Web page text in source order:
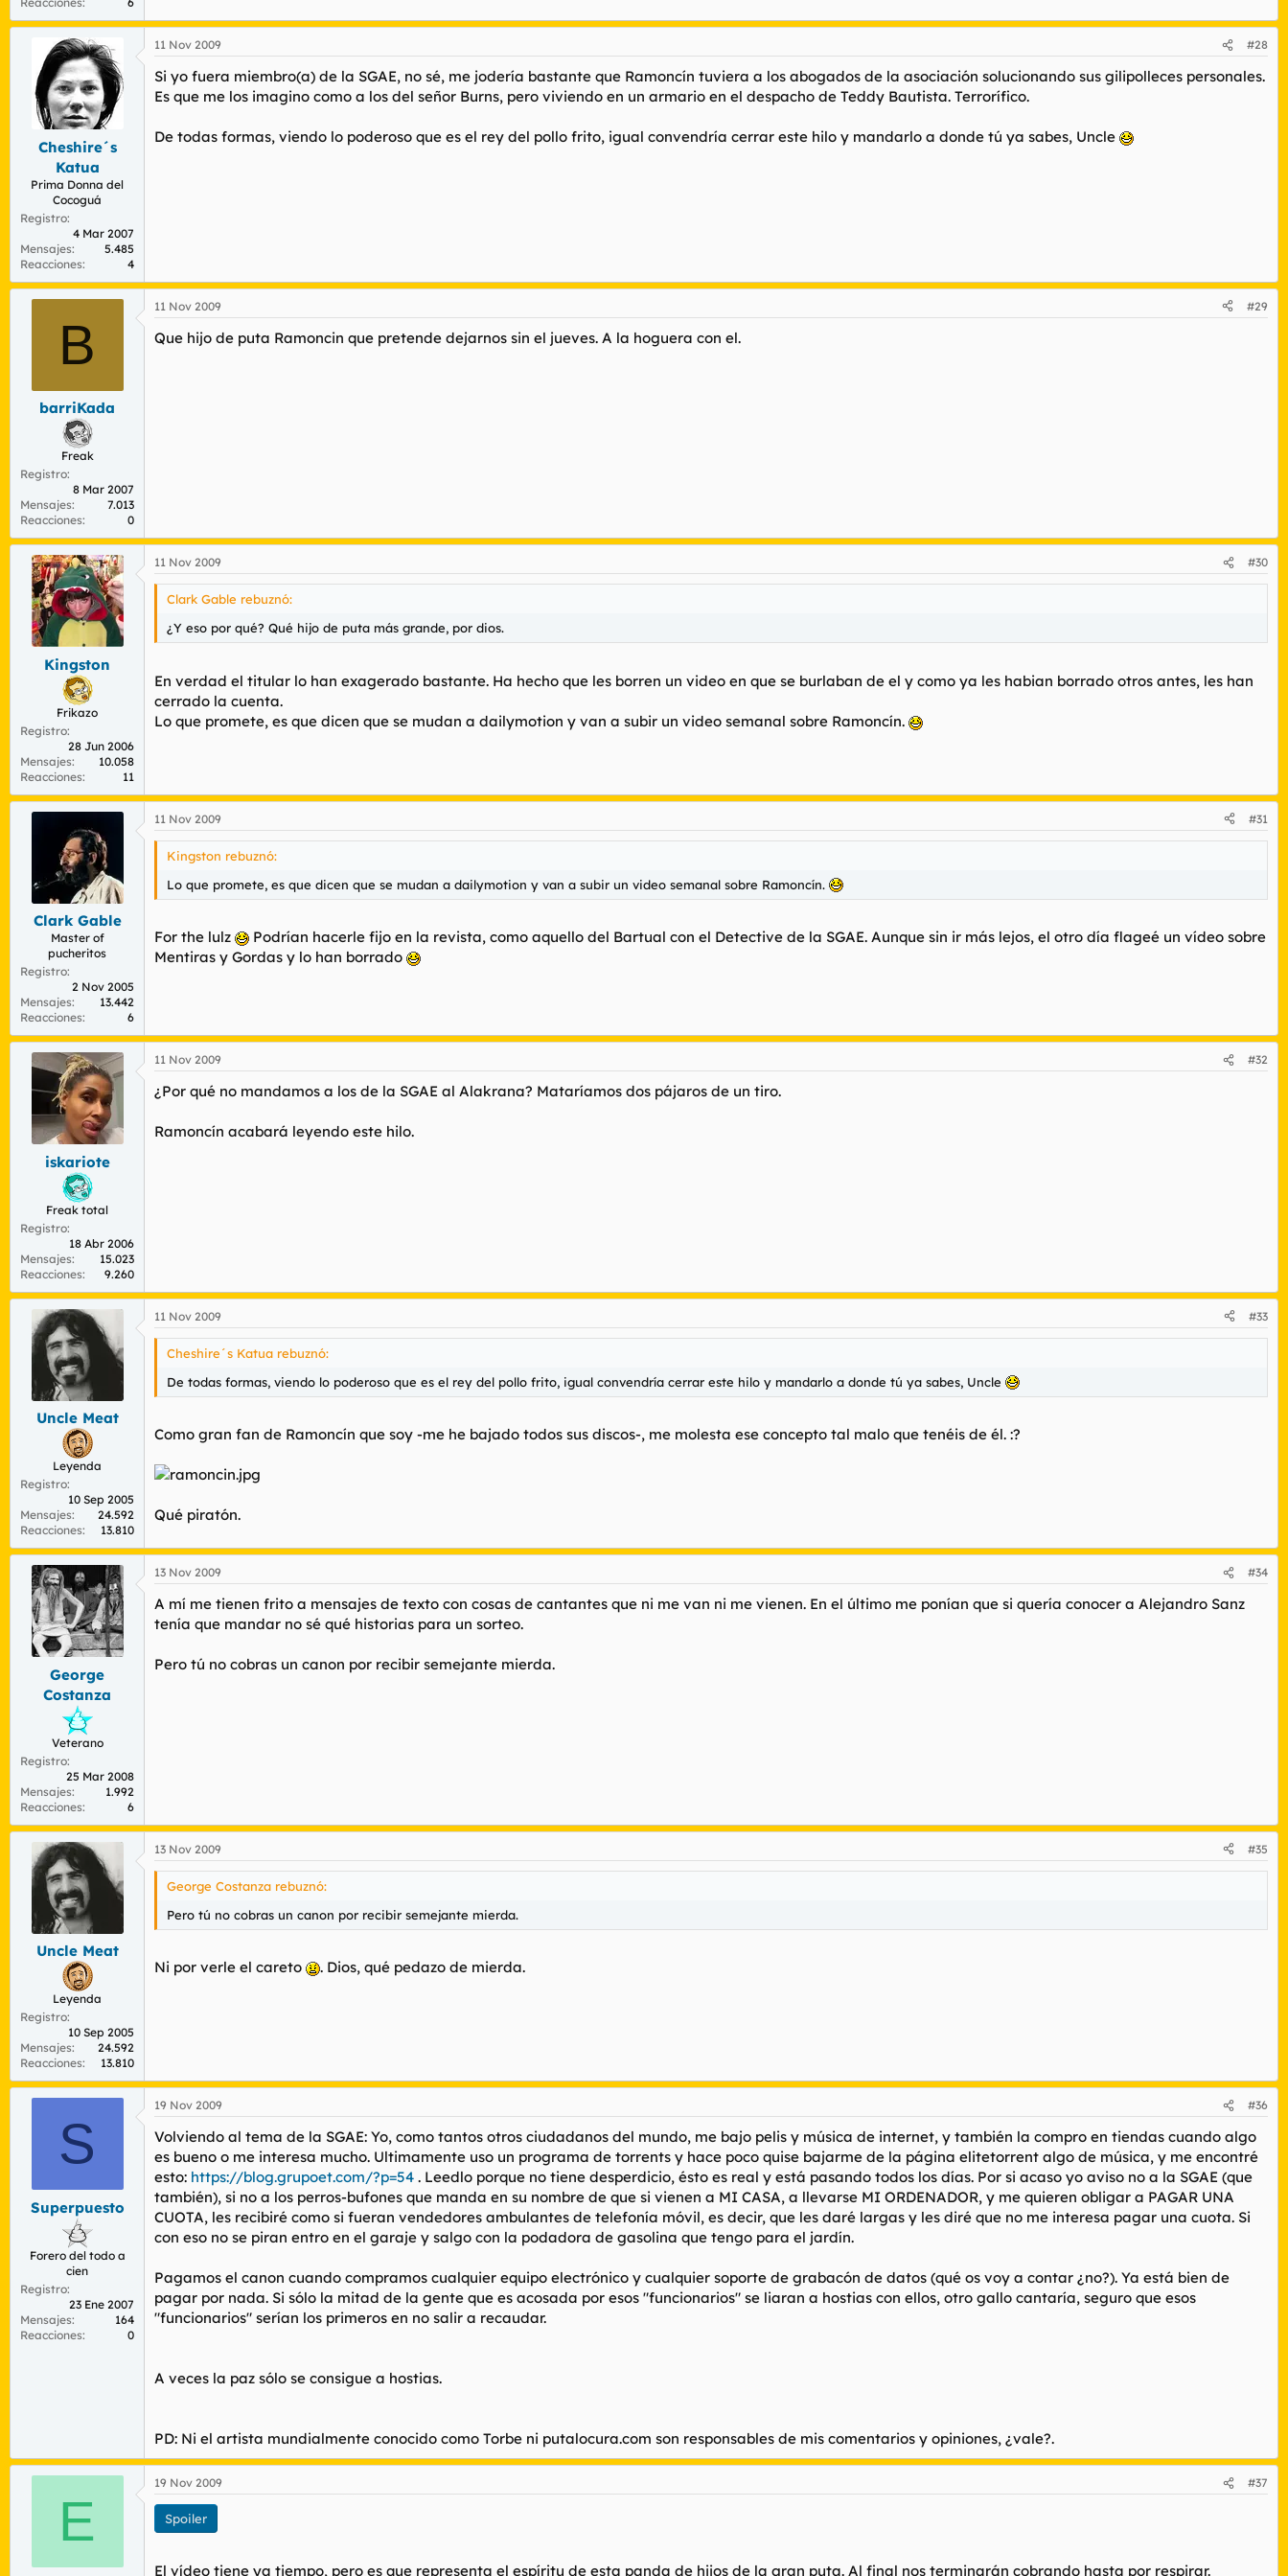
Cheshire´s
Katua
Prima Donna del
Cocoguá
Registro
4 Mar 2007
Mensajes
5.485
Reacciones
4
11 Nov 2009 #28
Si yo fuera miembro(a) de la SGAE, no sé, me jodería bastante que Ramoncín tuviera a los abogados de la asociación solucionando sus gilipolleces personales.
Es que me los imagino como a los del señor Burns, pero viviendo en un armario en el despacho de Teddy Bautista. Terrorífico.
De todas formas, viendo lo poderoso que es el rey del pollo frito, igual convendría cerrar este hilo y mandarlo a donde tú ya sabes, Uncle
B
barriKada
Freak
Registro
8 Mar 2007
Mensajes
7.013
Reacciones
0
11 Nov 2009 #29
Que hijo de puta Ramoncin que pretende dejarnos sin el jueves. A la hoguera con el.
Kingston
Frikazo
Registro
28 Jun 2006
Mensajes
10.058
Reacciones
11
11 Nov 2009 #30
Clark Gable rebuznó:
¿Y eso por qué? Qué hijo de puta más grande, por dios.
En verdad el titular lo han exagerado bastante. Ha hecho que les borren un video en que se burlaban de el y como ya les habian borrado otros antes, les han
cerrado la cuenta.
Lo que promete, es que dicen que se mudan a dailymotion y van a subir un video semanal sobre Ramoncín.
Clark Gable
Master of
pucheritos
Registro
2 Nov 2005
Mensajes
13.442
Reacciones
6
11 Nov 2009 #31
Kingston rebuznó:
Lo que promete, es que dicen que se mudan a dailymotion y van a subir un video semanal sobre Ramoncín.
For the lulz
Podrían hacerle fijo en la revista, como aquello del Bartual con el Detective de la SGAE. Aunque sin ir más lejos, el otro día flageé un vídeo sobre
Mentiras y Gordas y lo han borrado
iskariote
Freak total
Registro
18 Abr 2006
Mensajes
15.023
Reacciones
9.260
11 Nov 2009 #32
¿Por qué no mandamos a los de la SGAE al Alakrana? Mataríamos dos pájaros de un tiro.
Ramoncín acabará leyendo este hilo.
Uncle Meat
Leyenda
Registro
10 Sep 2005
Mensajes
24.592
Reacciones
13.810
11 Nov 2009 #33
Cheshire´s Katua rebuznó:
De todas formas, viendo lo poderoso que es el rey del pollo frito, igual convendría cerrar este hilo y mandarlo a donde tú ya sabes, Uncle
Como gran fan de Ramoncín que soy -me he bajado todos sus discos-, me molesta ese concepto tal malo que tenéis de él. :?
Qué piratón.
George
Costanza
Veterano
Registro
25 Mar 2008
Mensajes
1.992
Reacciones
6
13 Nov 2009 #34
A mí me tienen frito a mensajes de texto con cosas de cantantes que ni me van ni me vienen. En el último me ponían que si quería conocer a Alejandro Sanz
tenía que mandar no sé qué historias para un sorteo.
Pero tú no cobras un canon por recibir semejante mierda.
Uncle Meat
Leyenda
Registro
10 Sep 2005
Mensajes
24.592
Reacciones
13.810
13 Nov 2009 #35
George Costanza rebuznó:
Pero tú no cobras un canon por recibir semejante mierda.
Ni por verle el careto . Dios, qué pedazo de mierda.
S
Superpuesto
Forero del todo a
cien
Registro
23 Ene 2007
Mensajes
164
Reacciones
0
19 Nov 2009 #36
Volviendo al tema de la SGAE: Yo, como tantos otros ciudadanos del mundo, me bajo pelis y música de internet, y también la compro en tiendas cuando algo
es bueno o me interesa mucho. Ultimamente uso un programa de torrents y hace poco quise bajarme de la página elitetorrent algo de música, y me encontré
esto: https://blog.grupoet.com/?p=54 . Leedlo porque no tiene desperdicio, ésto es real y está pasando todos los días. Por si acaso yo aviso no a la SGAE (que
también), si no a los perros-bufones que manda en su nombre de que si vienen a MI CASA, a llevarse MI ORDENADOR, y me quieren obligar a PAGAR UNA
CUOTA, les recibiré como si fueran vendedores ambulantes de telefonía móvil, es decir, que les daré largas y les diré que no me interesa pagar una cuota. Si
con eso no se piran entro en el garaje y salgo con la podadora de gasolina que tengo para el jardín.
Pagamos el canon cuando compramos cualquier equipo electrónico y cualquier soporte de grabacón de datos (qué os voy a contar ¿no?). Ya está bien de
pagar por nada. Si sólo la mitad de la gente que es acosada por esos "funcionarios" se liaran a hostias con ellos, otro gallo cantaría, seguro que esos
"funcionarios" serían los primeros en no salir a recaudar.
A veces la paz sólo se consigue a hostias.
PD: Ni el artista mundialmente conocido como Torbe ni putalocura.com son responsables de mis comentarios y opiniones, ¿vale?.
E
19 Nov 2009 #37
Spoiler
El vídeo tiene ya tiempo, pero es que representa el espíritu de esta panda de hijos de la gran puta. Al final nos terminarán cobrando hasta por respirar.